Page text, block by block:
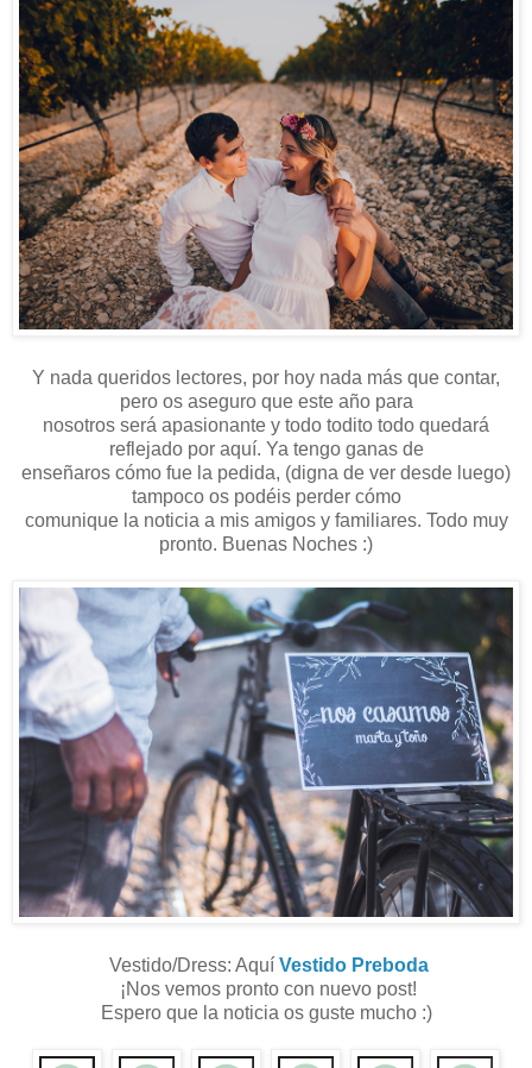
Y nada queridos lectores, por hoy nada más que contar,
pero os aseguro que este año para
nosotros será apasionante y todo todito todo quedará
reflejado por aquí. Ya tengo ganas de
enseñaros cómo fue la pedida, (digna de ver desde luego)
tampoco os podéis perder cómo
comunique la noticia a mis amigos y familiares. Todo muy
pronto. Buenas Noches :)
Vestido/Dress: Aquí Vestido Preboda
¡Nos vemos pronto con nuevo post!
Espero que la noticia os guste mucho :)